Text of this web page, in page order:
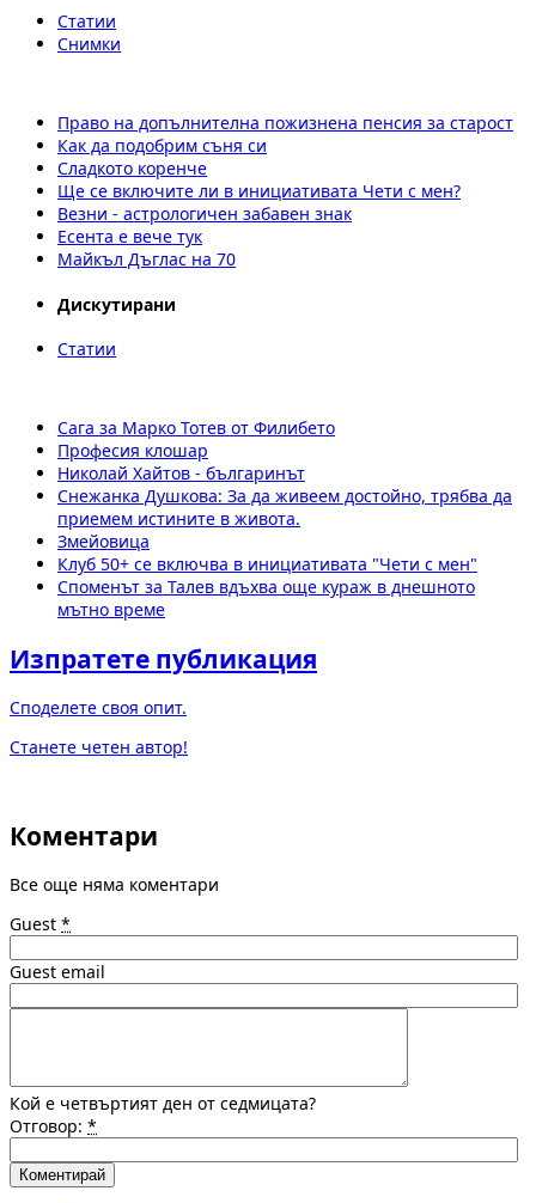
Статии
Снимки
Право на допълнителна пожизнена пенсия за старост
Как да подобрим съня си
Сладкото коренче
Ще се включите ли в инициативата Чети с мен?
Везни - астрологичен забавен знак
Есента е вече тук
Майкъл Дъглас на 70
Дискутирани
Статии
Сага за Марко Тотев от Филибето
Професия клошар
Николай Хайтов - българинът
Снежанка Душкова: За да живеем достойно, трябва да
приемем истините в живота.
Змейовица
Клуб 50+ се включва в инициативата "Чети с мен"
Споменът за Талев вдъхва още кураж в днешното
мътно време
Изпратете публикация
Споделете своя опит.
Станете четен автор!
Коментари
Все още няма коментари
Guest *
Guest email
Кой е четвъртият ден от седмицата?
Отговор: *